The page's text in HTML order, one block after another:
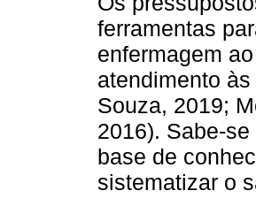
ferramentas
enfermagem
atendimento
Souza, 2019;
2016). Sabe-
base de
sistematizar o